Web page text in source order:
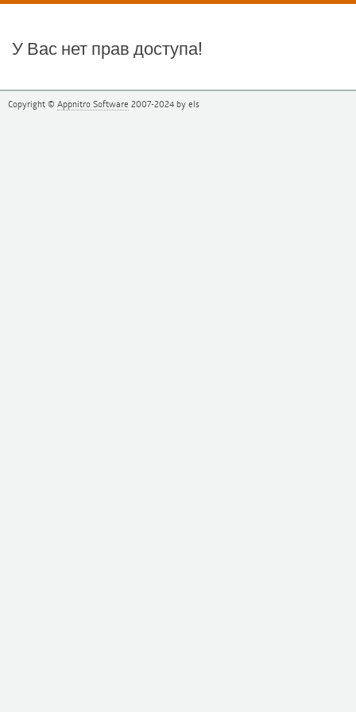
У Вас нет прав доступа!
Copyright © Appnitro Software 2007-2024 by els